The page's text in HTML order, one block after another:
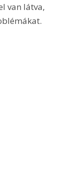
van látva,